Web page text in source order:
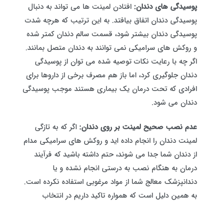
پوسیدگی های دندان: افتادن لمینت ها می تواند به دنبال
پوسیدگی دندان اتفاق بیافتد. به این ترتیب که هرچه شدت
پوسیدگی دندان بیشتر شود، قسمت سالم دندان کمتر شده
و روکش های سرامیکی نمی توانند به دندان متصل بمانند.
اگر چه با رعایت نکات توصیه شده می توان از پوسیدگی
دندان جلوگیری کرد، اما باز هم مصرف برخی از داروها برای
افرادی که تحت درمان یک بیماری هستند موجب پوسیدگی
دندان می شود.
عدم نصب صحیح لمینت بر روی دندان: اگر که به تازگی
لمینت دندان را انجام داده اید و روکش های سرامیکی مدام
از دندان شما جدا می شوند، حتم داشته باشید که فرآیند
درمان به هنگام نصب به درستی انجام نشده و یا
دندانپزشک معالج شما از مواد مرغوبی استفاده نکرده است.
به همین دلیل است که همواره تاکید داریم در انتخاب